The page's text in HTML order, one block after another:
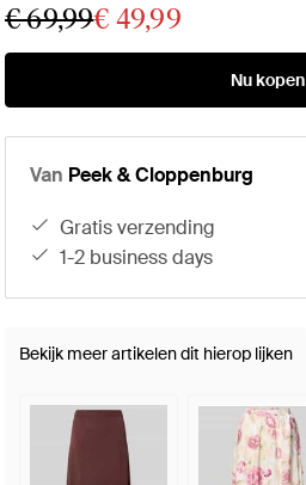
€ 69,99€ 49,99
Nu kopen
Van Peek & Cloppenburg
gratis verzending
1-2 business days
Bekijk meer artikelen dit hierop lijken